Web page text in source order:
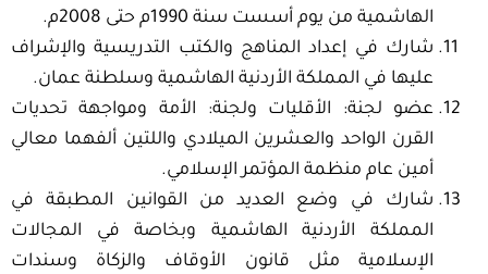
الهاشمية من يوم أسست سنة 1990م حتى 2008م.
شارك في إعداد المناهج والكتب التدريسية والإشراف
عليها في المملكة الأردنية الهاشمية وسلطنة عمان.
عضو لجنة: الأقليات ولجنة: الأمة ومواجهة تحديات
القرن الواحد والعشرين الميلادي واللتين ألفهما معالي
أمين عام منظمة المؤتمر الإسلامي.
شارك في وضع العديد من القوانين المطبقة في
المملكة الأردنية الهاشمية وبخاصة في المجالات
الإسلامية مثل قانون الأوقاف والزكاة وسندات